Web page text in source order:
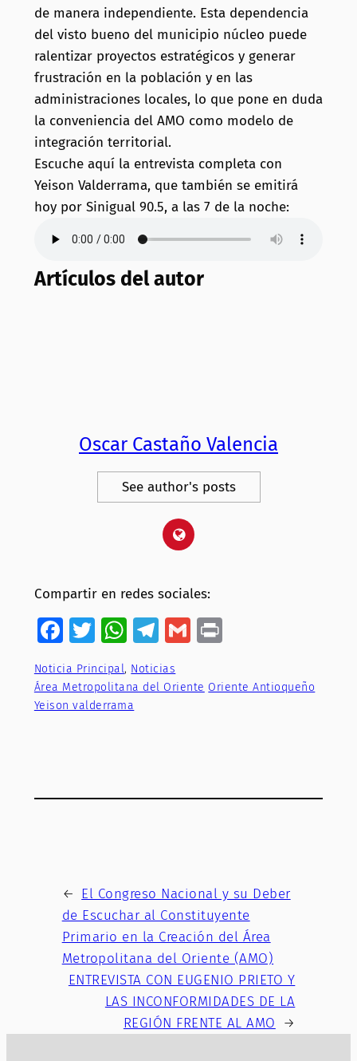
de manera independiente. Esta dependencia
del visto bueno del municipio núcleo puede
ralentizar proyectos estratégicos y generar
frustración en la población y en las
administraciones locales, lo que pone en duda
la conveniencia del AMO como modelo de
integración territorial.
Escuche aquí la entrevista completa con
Yeison Valderrama, que también se emitirá
hoy por Sinigual 90.5, a las 7 de la noche:
Artículos del autor
Oscar Castaño Valencia
See author's posts
Compartir en redes sociales:
Facebook
Twitter
WhatsApp
Telegram
GmailPrint
Noticia Principal, Noticias
Área Metropolitana del Oriente Oriente Antioqueño
Yeison valderrama
← El Congreso Nacional y su Deber
de Escuchar al Constituyente
Primario en la Creación del Área
Metropolitana del Oriente (AMO)
ENTREVISTA CON EUGENIO PRIETO Y
LAS INCONFORMIDADES DE LA
REGIÓN FRENTE AL AMO
→